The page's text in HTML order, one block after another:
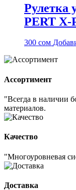
Рулетка
PERT X-
300 сом
Ассортимент
"Всегда в наличии
материалов.
Качество
"Многоуровневая
Доставка